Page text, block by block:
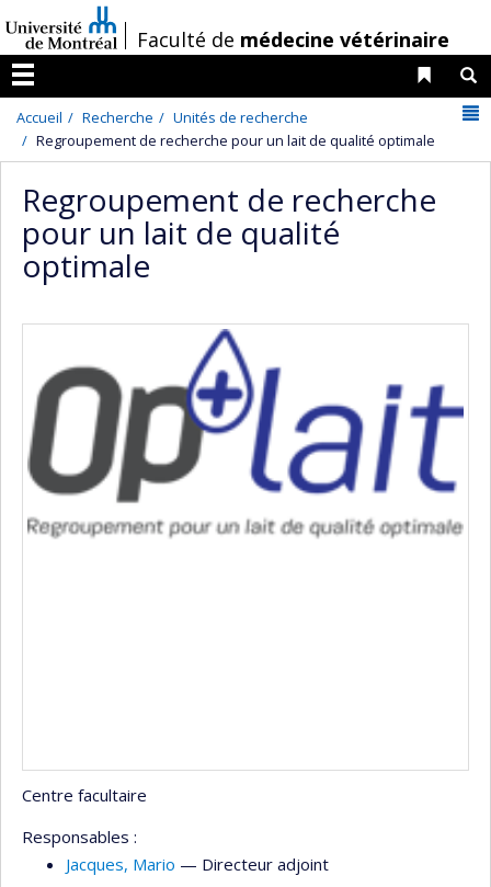
au
contenu
/Faculté de médecine vétérinaire
Menu
Liens
Accueil Recherche
Unités de recherche
Regroupement de recherche pour un lait de qualité optimale
Regroupement de recherche
pour un lait de qualité
optimale
Centre facultaire
Responsables :
Jacques, Mario — Directeur adjoint